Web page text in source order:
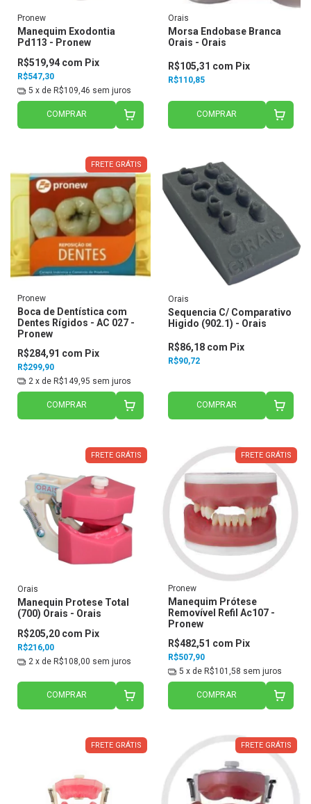
Pronew
Manequim Exodontia
Pd113 - Pronew
R$547,30
R$519,94 com Pix
5 x de R$109,46 sem juros
COMPRAR
Orais
Morsa Endobase Branca
Orais - Orais
R$110,85
R$105,31 com Pix
COMPRAR
FRETE GRÁTIS
Pronew
Boca de Dentística com
Dentes Rígidos - AC 027 -
Pronew
R$299,90
R$284,91 com Pix
2 x de R$149,95 sem juros
COMPRAR
Orais
Sequencia C/ Comparativo
Higido (902.1) - Orais
R$90,72
R$86,18 com Pix
COMPRAR
FRETE GRÁTIS
Orais
Manequin Protese Total
(700) Orais - Orais
R$216,00
R$205,20 com Pix
2 x de R$108,00 sem juros
COMPRAR
FRETE GRÁTIS
Pronew
Manequim Prótese
Removível Refil Ac107 -
Pronew
R$507,90
R$482,51 com Pix
5 x de R$101,58 sem juros
COMPRAR
FRETE GRÁTIS FRETE GRÁTIS